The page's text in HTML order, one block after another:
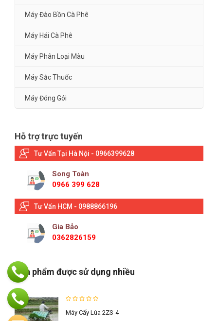
Máy Đào Bồn Cà Phê
Máy Hái Cà Phê
Máy Phân Loại Màu
Máy Sắc Thuốc
Máy Đóng Gói
Hỗ trợ trực tuyến
Tư Vấn Tại Hà Nội - 0966399628
Song Toàn
0966 399 628
Tư Vấn HCM - 0988866196
Gia Bảo
0362826159
Sản phẩm được sử dụng nhiều
Máy Cấy Lúa 2ZS-4